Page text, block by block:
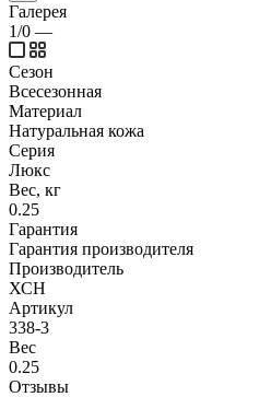
Галерея
1/0 —
Сезон
Всесезонная
Материал
Натуральная кожа
Серия
Люкс
Вес, кг
0.25
Гарантия
Гарантия производителя
Производитель
ХСН
Артикул
338-3
Вес
0.25
Отзывы